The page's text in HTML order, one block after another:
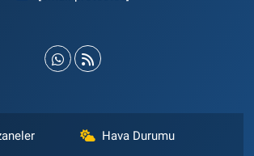
Hava Durumu